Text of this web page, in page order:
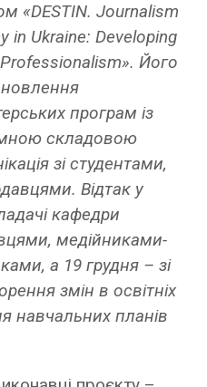
«DESTIN. Journalism
in Ukraine: Developing
Його
програм із
складовою
зі студентами,
Відтак у
кафедри
медійниками-
а 19 грудня – зі
змін в освітніх
навчальних планів